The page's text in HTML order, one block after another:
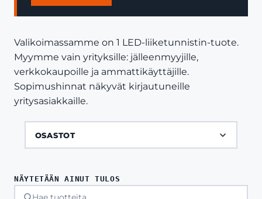
Valikoimassamme on 1 LED-liiketunnistin-tuote.
Myymme vain yrityksille: jälleenmyyjille,
verkkokaupoille ja ammattikäyttäjille.
Sopimushinnat näkyvät kirjautuneille
yritysasiakkaille.
OSASTOT
NÄYTETÄÄN AINUT TULOS